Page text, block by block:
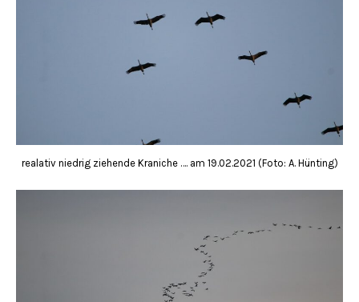
realativ niedrig ziehende Kraniche …. am 19.02.2021 (Foto: A. Hünting)